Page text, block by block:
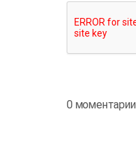
0 моментарии